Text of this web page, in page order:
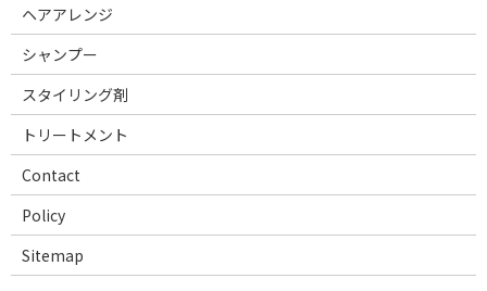
ヘアアレンジ
シャンプー
スタイリング剤
トリートメント
Contact
Policy
Sitemap